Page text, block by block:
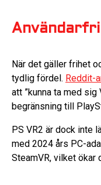
När det gäller frihet
tydlig fördel. Reddit-
att ”kunna ta med sig
begränsning till
PS VR2 är dock inte
med 2024 års PC-
SteamVR, vilket ökar